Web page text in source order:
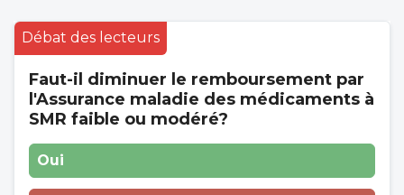
Débat des lecteurs
Faut-il diminuer le remboursement par
l'Assurance maladie des médicaments à
SMR faible ou modéré?
Oui